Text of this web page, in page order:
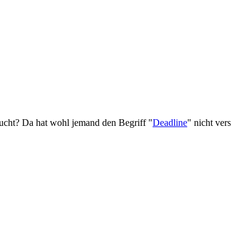
Da hat wohl jemand den Begriff "Deadline" nicht